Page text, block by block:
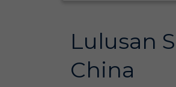
Lulusan
China